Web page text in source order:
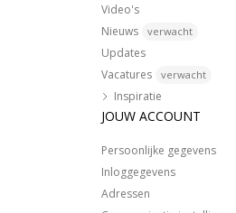
Video's
Nieuws
verwacht
Updates
Vacatures
verwacht
Inspiratie
JOUW ACCOUNT
Persoonlijke gegevens
Inloggegevens
Adressen